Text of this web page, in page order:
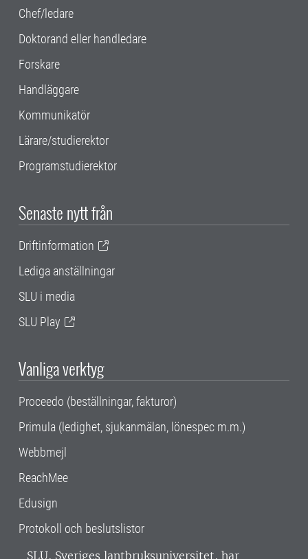
Chef/ledare
Doktorand eller handledare
Forskare
Handläggare
Kommunikatör
Lärare/studierektor
Programstudierektor
Senaste nytt från
Driftinformation
Lediga anställningar
SLU i media
SLU Play
Vanliga verktyg
Proceedo (beställningar, fakturor)
Primula (ledighet, sjukanmälan, lönespec m.m.)
Webbmejl
ReachMee
Edusign
Protokoll och beslutslistor
SLU, Sveriges lantbruksuniversitet, har